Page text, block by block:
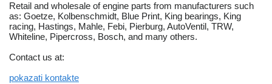
Retail and wholesale of engine parts from manufacturers such
as: Goetze, Kolbenschmidt, Blue Print, King bearings, King
racing, Hastings, Mahle, Febi, Pierburg, AutoVentil, TRW,
Whiteline, Pipercross, Bosch, and many others.
Contact us at:
pokazati kontakte